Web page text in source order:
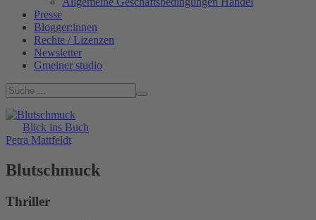
Presse
Blogger:innen
Rechte / Lizenzen
Newsletter
Gmeiner studio
Blick ins Buch
Petra Mattfeldt
Blutschmuck
Thriller